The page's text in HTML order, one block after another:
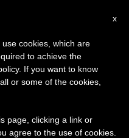
×
haremos la pausa
el periodo de verano
y también el
x
cookies, which are
to achieve the
If you want to know
or some of the cookies,
page, clicking a link or
agree to the use of cookies.